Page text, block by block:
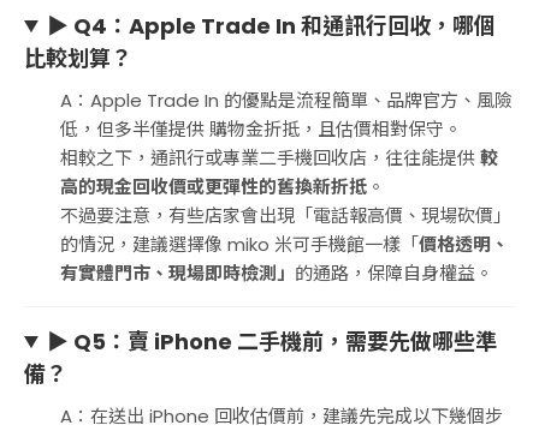
▶ Q4：Apple Trade In 和通訊行回收，哪個
比較划算？
A：Apple Trade In 的優點是流程簡單、品牌官方、風險
低，但多半僅提供 購物金折抵，且估價相對保守。
相較之下，通訊行或專業二手機回收店，往往能提供較
高的現金回收價或更彈性的舊換新折抵 。
不過要注意，有些店家會出現「電話報高價、現場砍價」
的情況，建議選擇像 miko 米可手機館一樣「價格透明、
有實體門市、現場即時檢測」 的通路，保障自身權益。
▶ Q5：賣 iPhone 二手機前，需要先做哪些準
備？
A：在送出 iPhone 回收估價前，建議先完成以下幾個步